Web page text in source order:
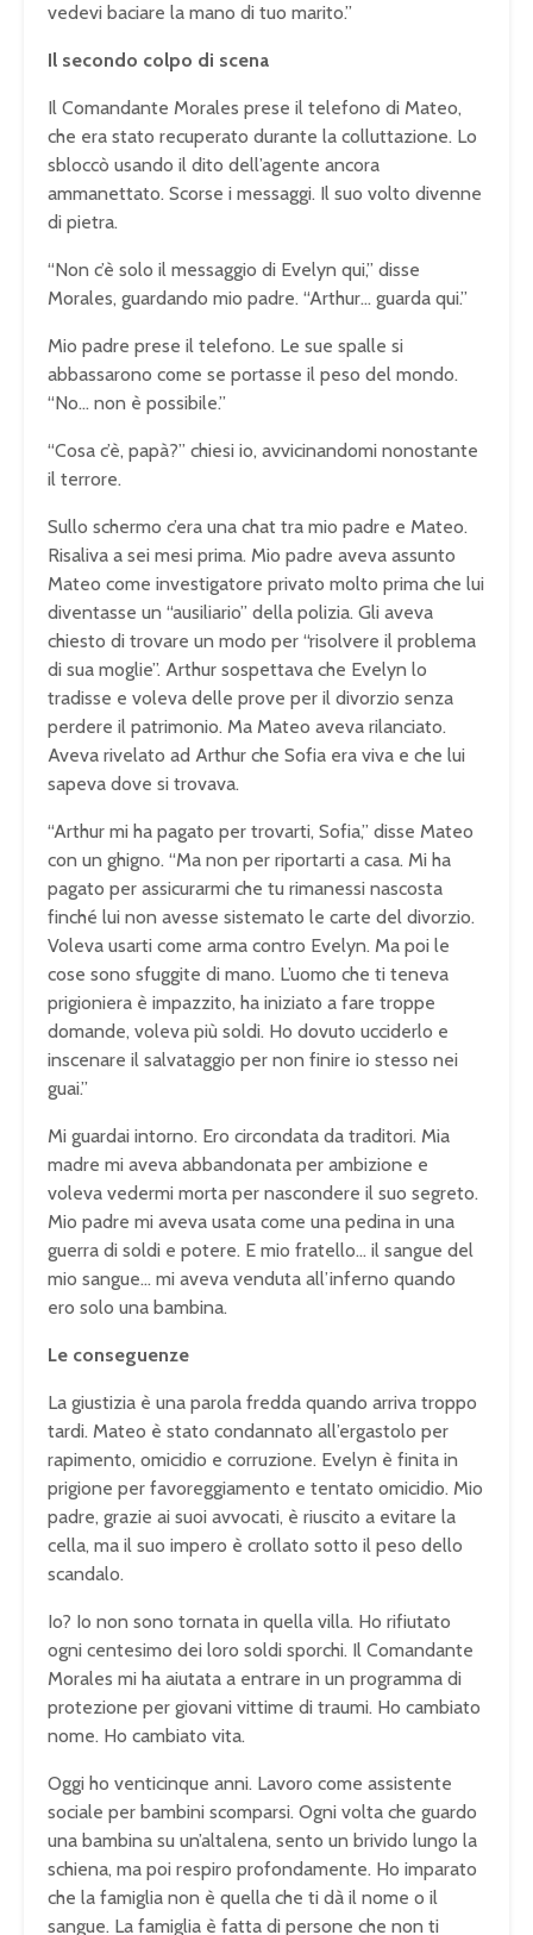
vedevi baciare la mano di tuo marito.”
Il secondo colpo di scena
Il Comandante Morales prese il telefono di Mateo,
che era stato recuperato durante la colluttazione. Lo
sbloccò usando il dito dell’agente ancora
ammanettato. Scorse i messaggi. Il suo volto divenne
di pietra.
“Non c’è solo il messaggio di Evelyn qui,” disse
Morales, guardando mio padre. “Arthur… guarda qui.”
Mio padre prese il telefono. Le sue spalle si
abbassarono come se portasse il peso del mondo.
“No… non è possibile.”
“Cosa c’è, papà?” chiesi io, avvicinandomi nonostante
il terrore.
Sullo schermo c’era una chat tra mio padre e Mateo.
Risaliva a sei mesi prima. Mio padre aveva assunto
Mateo come investigatore privato molto prima che lui
diventasse un “ausiliario” della polizia. Gli aveva
chiesto di trovare un modo per “risolvere il problema
di sua moglie”. Arthur sospettava che Evelyn lo
tradisse e voleva delle prove per il divorzio senza
perdere il patrimonio. Ma Mateo aveva rilanciato.
Aveva rivelato ad Arthur che Sofia era viva e che lui
sapeva dove si trovava.
“Arthur mi ha pagato per trovarti, Sofia,” disse Mateo
con un ghigno. “Ma non per riportarti a casa. Mi ha
pagato per assicurarmi che tu rimanessi nascosta
finché lui non avesse sistemato le carte del divorzio.
Voleva usarti come arma contro Evelyn. Ma poi le
cose sono sfuggite di mano. L’uomo che ti teneva
prigioniera è impazzito, ha iniziato a fare troppe
domande, voleva più soldi. Ho dovuto ucciderlo e
inscenare il salvataggio per non finire io stesso nei
guai.”
Mi guardai intorno. Ero circondata da traditori. Mia
madre mi aveva abbandonata per ambizione e
voleva vedermi morta per nascondere il suo segreto.
Mio padre mi aveva usata come una pedina in una
guerra di soldi e potere. E mio fratello… il sangue del
mio sangue… mi aveva venduta all’inferno quando
ero solo una bambina.
Le conseguenze
La giustizia è una parola fredda quando arriva troppo
tardi. Mateo è stato condannato all’ergastolo per
rapimento, omicidio e corruzione. Evelyn è finita in
prigione per favoreggiamento e tentato omicidio. Mio
padre, grazie ai suoi avvocati, è riuscito a evitare la
cella, ma il suo impero è crollato sotto il peso dello
scandalo.
Io? Io non sono tornata in quella villa. Ho rifiutato
ogni centesimo dei loro soldi sporchi. Il Comandante
Morales mi ha aiutata a entrare in un programma di
protezione per giovani vittime di traumi. Ho cambiato
nome. Ho cambiato vita.
Oggi ho venticinque anni. Lavoro come assistente
sociale per bambini scomparsi. Ogni volta che guardo
una bambina su un’altalena, sento un brivido lungo la
schiena, ma poi respiro profondamente. Ho imparato
che la famiglia non è quella che ti dà il nome o il
sangue. La famiglia è fatta di persone che non ti